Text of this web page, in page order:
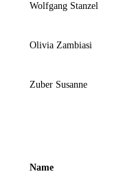
Wolfgang Stanzel
Olivia Zambiasi
Zuber Susanne
Name